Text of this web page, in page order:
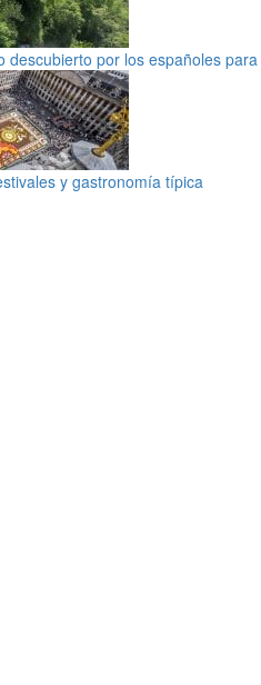
descubierto por los españoles
y gastronomía típica